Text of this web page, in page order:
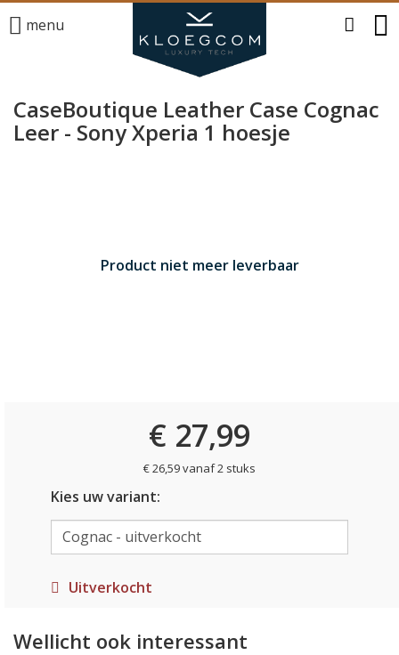
menu
CaseBoutique Leather Case Cognac
Leer - Sony Xperia 1 hoesje
Product niet meer leverbaar
€ 27,99
€ 26,59 vanaf 2 stuks
Kies uw variant:
Uitverkocht
Wellicht ook interessant